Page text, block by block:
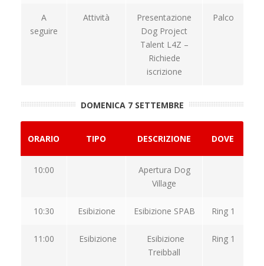
A
seguire
Attività
Presentazione
Dog Project
Talent L4Z –
Richiede
iscrizione
Palco
DOMENICA 7 SETTEMBRE
ORARIO TIPO DESCRIZIONE DOVE
10:00
Apertura Dog
Village
10:30 Esibizione Esibizione SPAB Ring 1
11:00 Esibizione
Esibizione
Treibball
Ring 1